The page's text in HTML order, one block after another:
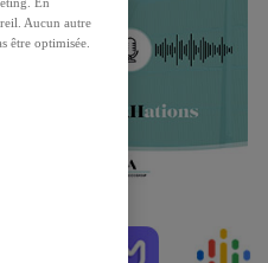
Aucun autre
être optimisée.